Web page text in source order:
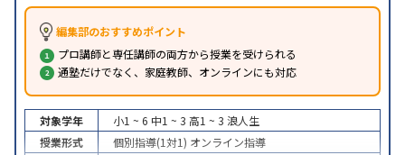
編集部のおすすめポイント
プロ講師と専任講師の両方から授業を受けられる
通塾だけでなく、家庭教師、オンラインにも対応
対象学年 小1 ~ 6 中1 ~ 3 高1 ~ 3 浪人生
授業形式
個別指導(1対1) オンライン指導